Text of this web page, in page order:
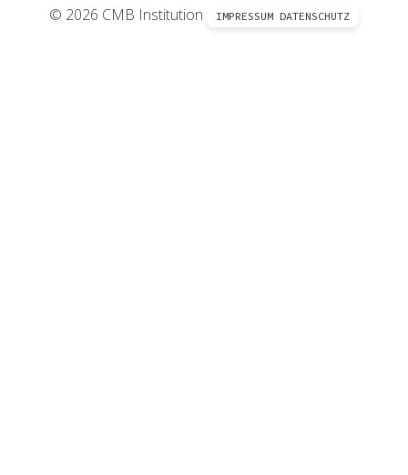
© 2026 CMB Institution IMPRESSUM DATENSCHUTZ